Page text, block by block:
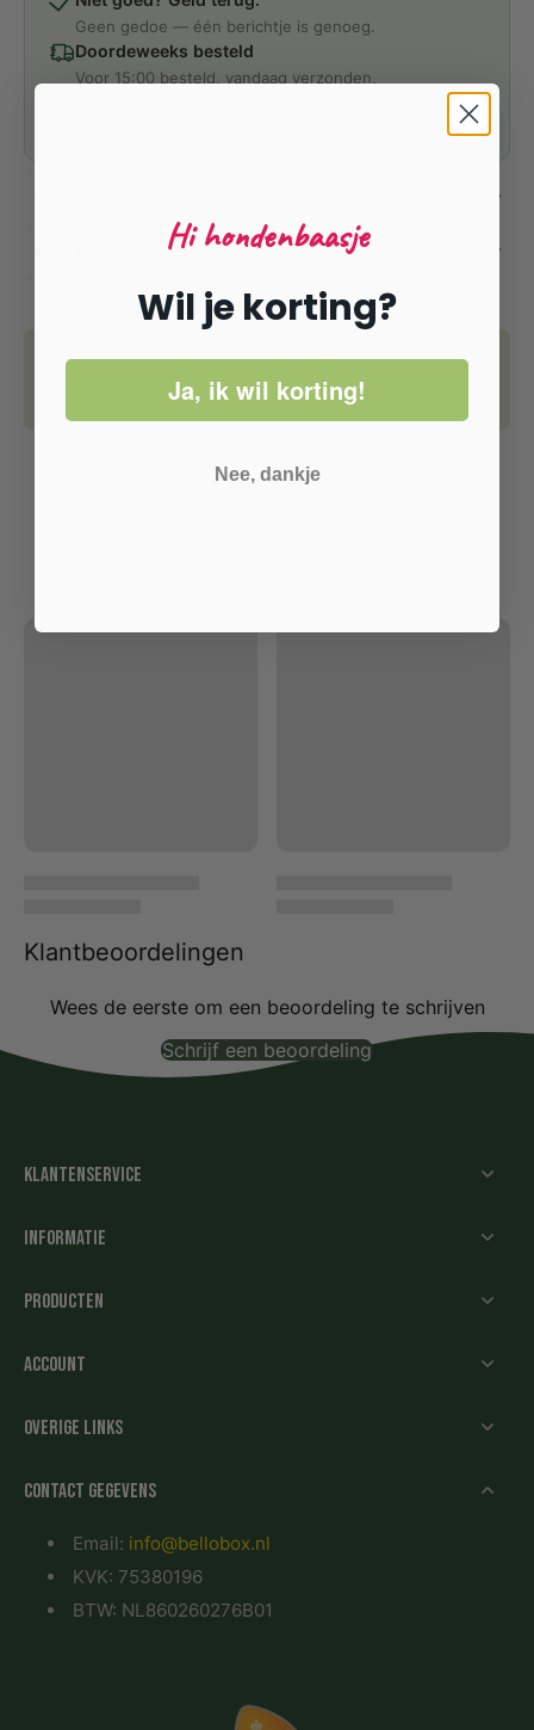
Geen gedoe — één berichtje is genoeg.
Doordeweeks besteld
Voor 15:00 besteld, vandaag verzonden.
Verwachte levertijd tussen10 augustusen11
augustus.
Klantbeoordelingen
Wees de eerste om een beoordeling te schrijven
Schrijf een beoordeling
Klantenservice
Informatie
Producten
Account
Overige links
Contact gegevens
Email: info@bellobox.nl
KVK: 75380196
BTW: NL860260276B01
Hi hondenbaasje
Wil je korting?
Ja, ik wil korting!
Nee, dankje